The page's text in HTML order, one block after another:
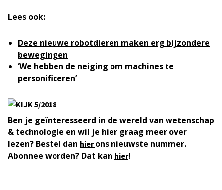
Lees ook:
Deze nieuwe robotdieren maken erg bijzondere
bewegingen
‘We hebben de neiging om machines te
personificeren’
Ben je geïnteresseerd in de wereld van wetenschap
& technologie en wil je hier graag meer over
lezen? Bestel dan hierons nieuwste nummer.
Abonnee worden? Dat kan hier!